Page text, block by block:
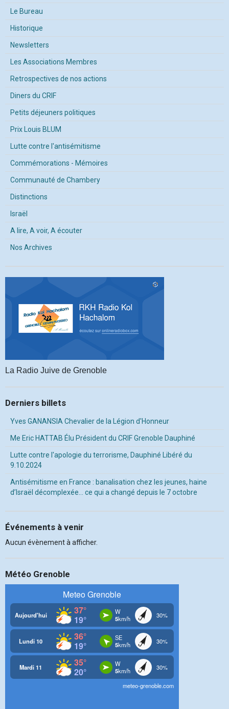
Le Bureau
Historique
Newsletters
Les Associations Membres
Retrospectives de nos actions
Diners du CRIF
Petits déjeuners politiques
Prix Louis BLUM
Lutte contre l'antisémitisme
Commémorations - Mémoires
Communauté de Chambery
Distinctions
Israël
A lire, A voir, A écouter
Nos Archives
La Radio Juive de Grenoble
Derniers billets
Yves GANANSIA Chevalier de la Légion d'Honneur
Me Eric HATTAB Élu Président du CRIF Grenoble Dauphiné
Lutte contre l'apologie du terrorisme, Dauphiné Libéré du
9.10.2024
Antisémitisme en France : banalisation chez les jeunes, haine
d’Israël décomplexée… ce qui a changé depuis le 7 octobre
Événements à venir
Aucun évènement à afficher.
Météo Grenoble